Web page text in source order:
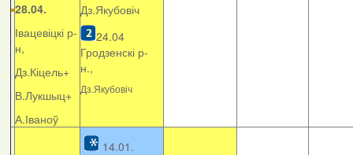
28.04.
Івацевіцкі р-
н,
Дз.Кіцель+
В.Лукшыц+
А.Іваноў
Дз.Якубовіч
24.04
Гродзенскі р-
н.,
Дз.Якубовіч
14.01.